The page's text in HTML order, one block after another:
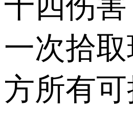
一次拾
方所有